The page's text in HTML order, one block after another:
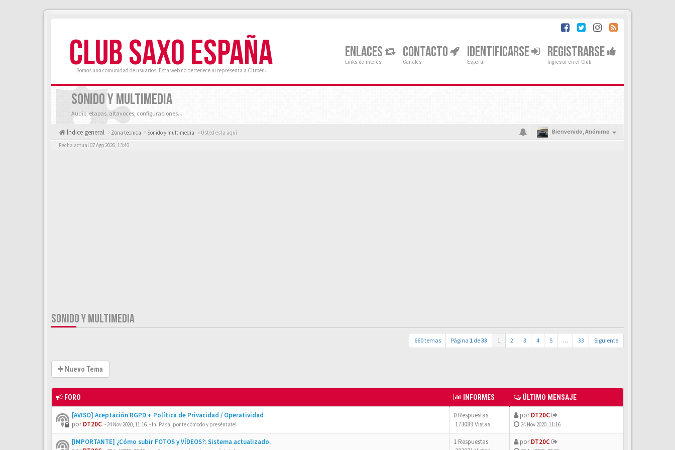
CLUB SAXO ESPAÑA
Somos una comunidad de usuarios. Esta web no pertenece ni representa a Citroën.
ENLACES
Links de interés
CONTACTO
Canales
IDENTIFICARSE
Esperar
REGISTRARSE
Ingresar en el Club
SONIDO Y MULTIMEDIA
Audio, etapas, altavoces, configuraciones...
Índice general Zona tecnica Sonido y multimedia « Usted esta aquí Bienvenido,Anónimo
Fecha actual 07 Ago 2026, 13:40
SONIDO Y MULTIMEDIA
660 temas Página 1 de33 1 2 3 4 5 … 33 Siguiente
Nuevo Tema
FORO INFORMES ÚLTIMO MENSAJE
[AVISO] Aceptación RGPD + Política de Privacidad / Operatividad
porDT20C -24 Nov 2020, 11:16 - In: Pasa, ponte cómodo y preséntate!
0 Respuestas
173089 Vistas
porDT20C
24 Nov 2020, 11:16
[IMPORTANTE] ¿Cómo subir FOTOS y VÍDEOS?: Sistema actualizado.
1 Respuestas
porDT20C